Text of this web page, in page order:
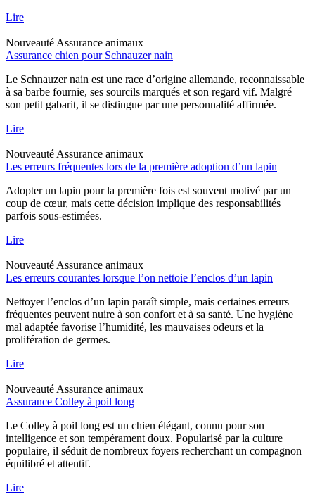
Lire
Nouveauté Assurance animaux
Assurance chien pour Schnauzer nain
Le Schnauzer nain est une race d’origine allemande, reconnaissable
à sa barbe fournie, ses sourcils marqués et son regard vif. Malgré
son petit gabarit, il se distingue par une personnalité affirmée.
Lire
Nouveauté Assurance animaux
Les erreurs fréquentes lors de la première adoption d’un lapin
Adopter un lapin pour la première fois est souvent motivé par un
coup de cœur, mais cette décision implique des responsabilités
parfois sous-estimées.
Lire
Nouveauté Assurance animaux
Les erreurs courantes lorsque l’on nettoie l’enclos d’un lapin
Nettoyer l’enclos d’un lapin paraît simple, mais certaines erreurs
fréquentes peuvent nuire à son confort et à sa santé. Une hygiène
mal adaptée favorise l’humidité, les mauvaises odeurs et la
prolifération de germes.
Lire
Nouveauté Assurance animaux
Assurance Colley à poil long
Le Colley à poil long est un chien élégant, connu pour son
intelligence et son tempérament doux. Popularisé par la culture
populaire, il séduit de nombreux foyers recherchant un compagnon
équilibré et attentif.
Lire